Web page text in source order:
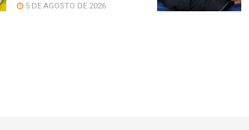
5 DE AGOSTO DE 2026